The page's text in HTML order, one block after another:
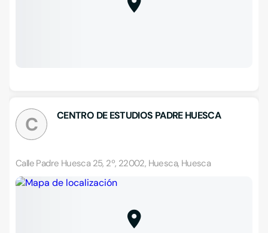
C CENTRO DE ESTUDIOS PADRE HUESCA
Calle Padre Huesca 25, 2º, 22002, Huesca, Huesca